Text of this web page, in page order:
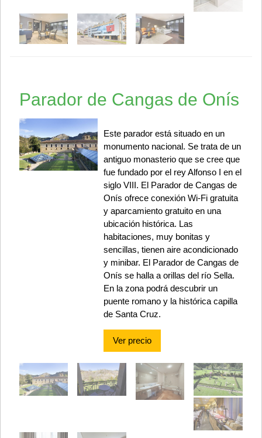
Parador de Cangas de Onís
Este parador está situado en un
monumento nacional. Se trata de un
antiguo monasterio que se cree que
fue fundado por el rey Alfonso I en el
siglo VIII. El Parador de Cangas de
Onís ofrece conexión Wi-Fi gratuita
y aparcamiento gratuito en una
ubicación histórica. Las
habitaciones, muy bonitas y
sencillas, tienen aire acondicionado
y minibar. El Parador de Cangas de
Onís se halla a orillas del río Sella.
En la zona podrá descubrir un
puente romano y la histórica capilla
de Santa Cruz.
Ver precio